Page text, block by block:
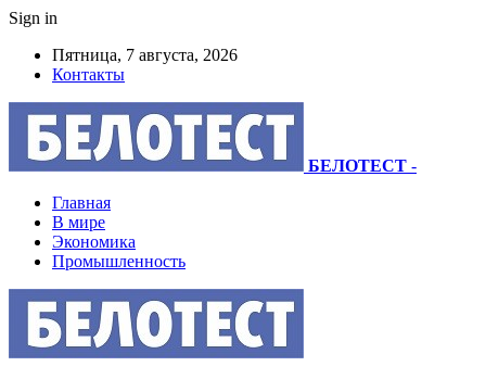
Sign in
Пятница, 7 августа, 2026
Контакты
БЕЛОТЕСТ -
Главная
В мире
Экономика
Промышленность